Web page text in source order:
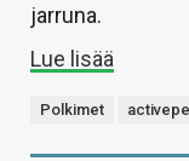
jarruna.
Lue lisää
Polkimet